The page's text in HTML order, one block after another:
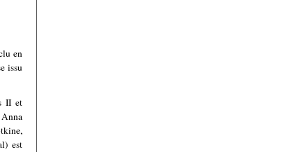
en
issu
II et
est